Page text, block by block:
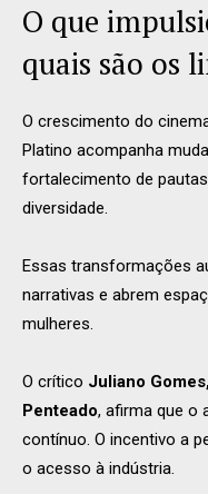
O que
quais são os
O crescimento do
Platino acompanha
fortalecimento de
diversidade.
Essas transformações
narrativas e abrem
mulheres.
O crítico Juliano
Penteado, afirma que o
contínuo. O incentivo a
o acesso à indústria.